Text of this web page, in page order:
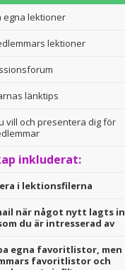
egna lektioner
lektioner
länktips
vill och presentera dig för
inkluderat:
i lektionsfilerna
när något nytt lagts in
du är intresserad av
egna favoritlistor, men
favoritlistor och